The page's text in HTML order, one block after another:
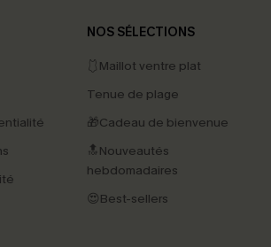
NOS SÉLECTIONS
🩱Maillot ventre plat
Tenue de plage
🎁Cadeau de bienvenue
🔝Nouveautés
hebdomadaires
😍Best-sellers